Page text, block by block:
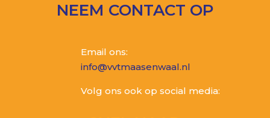
NEEM CONTACT OP
Email ons:
info@vvtmaasenwaal.nl
Volg ons ook op social media: